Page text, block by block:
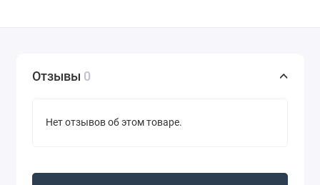
Отзывы 0
Нет отзывов об этом товаре.